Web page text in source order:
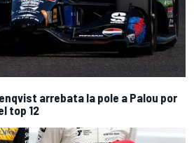
arrebata la pole a Palou por
top 12